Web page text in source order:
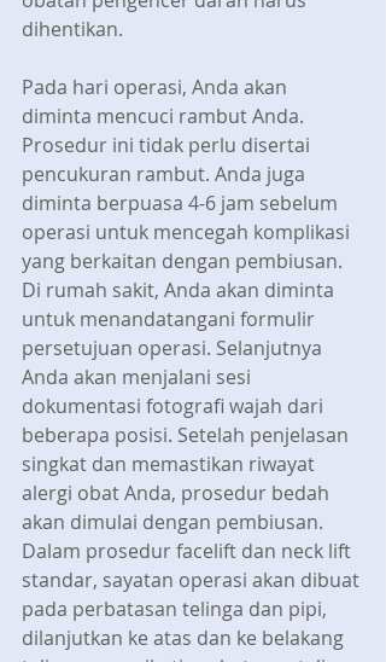
dihentikan.
Pada hari operasi, Anda akan
diminta mencuci rambut Anda.
Prosedur ini tidak perlu disertai
pencukuran rambut. Anda juga
diminta berpuasa 4-6 jam sebelum
operasi untuk mencegah komplikasi
yang berkaitan dengan pembiusan.
Di rumah sakit, Anda akan diminta
untuk menandatangani formulir
persetujuan operasi. Selanjutnya
Anda akan menjalani sesi
dokumentasi fotografi wajah dari
beberapa posisi. Setelah penjelasan
singkat dan memastikan riwayat
alergi obat Anda, prosedur bedah
akan dimulai dengan pembiusan.
Dalam prosedur facelift dan neck lift
standar, sayatan operasi akan dibuat
pada perbatasan telinga dan pipi,
dilanjutkan ke atas dan ke belakang